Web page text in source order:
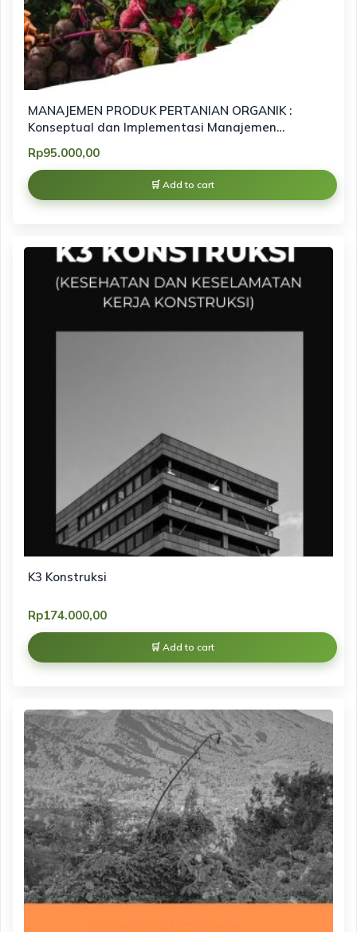
MANAJEMEN PRODUK PERTANIAN ORGANIK :
Konseptual dan Implementasi Manajemen
keberlanjutan
Rp95.000,00
Add to cart
K3 Konstruksi
Rp174.000,00
Add to cart